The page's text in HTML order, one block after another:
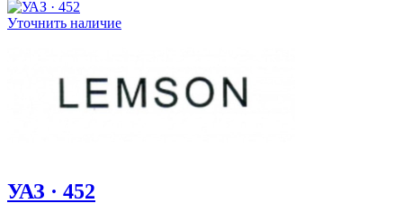
Уточнить наличие
УАЗ · 452